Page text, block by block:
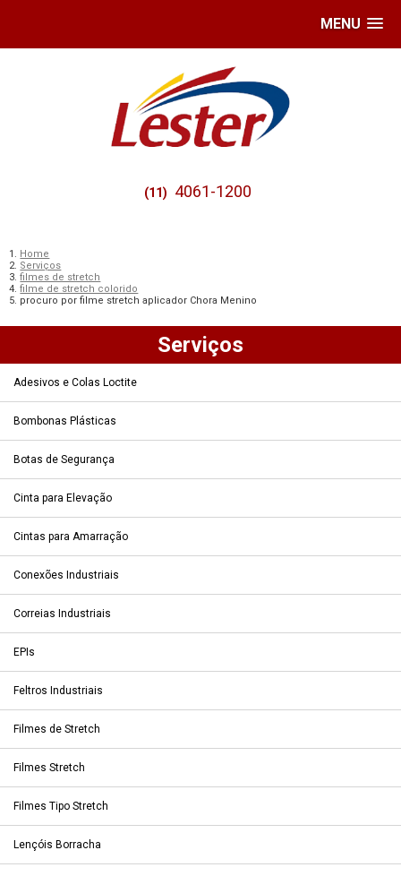
MENU
(11) 4061-1200
Home
Serviços
filmes de stretch
filme de stretch colorido
procuro por filme stretch aplicador Chora Menino
Serviços
Adesivos e Colas Loctite
Bombonas Plásticas
Botas de Segurança
Cinta para Elevação
Cintas para Amarração
Conexões Industriais
Correias Industriais
EPIs
Feltros Industriais
Filmes de Stretch
Filmes Stretch
Filmes Tipo Stretch
Lençóis Borracha